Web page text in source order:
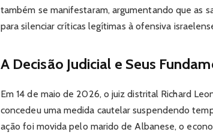
também se manifestaram, argumentando que as
para silenciar críticas legítimas à ofensiva
A Decisão Judicial e Seus
Em 14 de maio de 2026, o juiz distrital Richard
concedeu uma medida cautelar suspendendo
ação foi movida pelo marido de Albanese, o